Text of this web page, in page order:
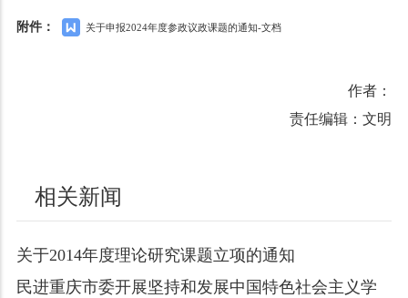
附件： 关于申报2024年度参政议政课题的通知-文档
作者：
责任编辑：文明
相关新闻
关于2014年度理论研究课题立项的通知
民进重庆市委开展坚持和发展中国特色社会主义学